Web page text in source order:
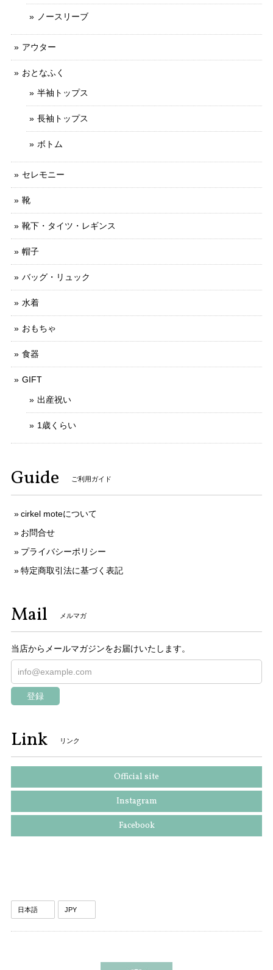
ノースリーブ
アウター
おとなふく
半袖トップス
長袖トップス
ボトム
セレモニー
靴
靴下・タイツ・レギンス
帽子
バッグ・リュック
水着
おもちゃ
食器
GIFT
出産祝い
1歳くらい
Guide ご利用ガイド
cirkel moteについて
お問合せ
プライバシーポリシー
特定商取引法に基づく表記
Mail メルマガ
当店からメールマガジンをお届けいたします。
登録
Link リンク
Official site
Instagram
Facebook